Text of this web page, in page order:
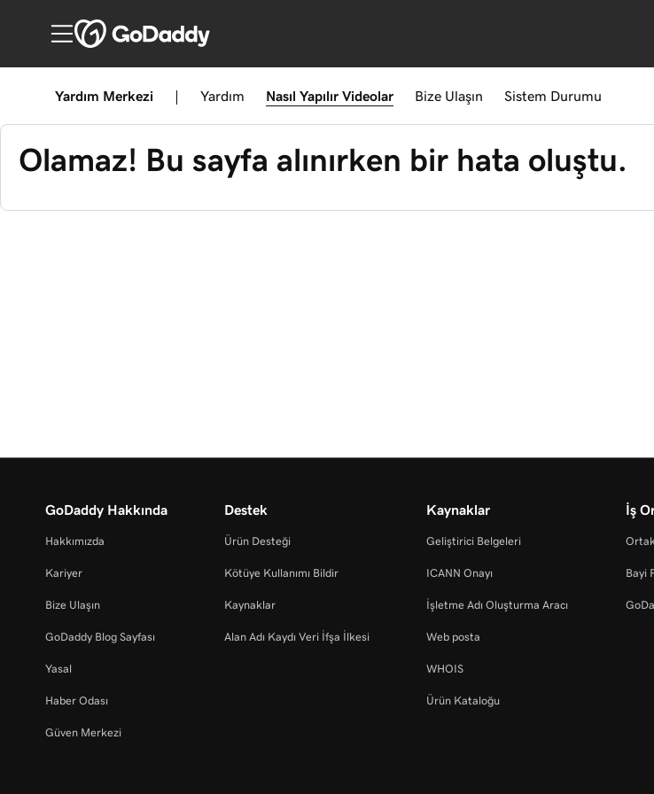
Yardım Merkezi Yardım Nasıl Yapılır Videolar Bize Ulaşın Sistem Durumu
Olamaz! Bu sayfa alınırken bir hata oluştu.
GoDaddy Hakkında
Hakkımızda
Kariyer
Bize Ulaşın
GoDaddy Blog Sayfası
Yasal
Haber Odası
Güven Merkezi
Destek
Ürün Desteği
Kötüye Kullanımı Bildir
Kaynaklar
Alan Adı Kaydı Veri İfşa İlkesi
Kaynaklar
Geliştirici Belgeleri
ICANN Onayı
İşletme Adı Oluşturma Aracı
Web posta
WHOIS
Ürün Kataloğu
İş
Bayi